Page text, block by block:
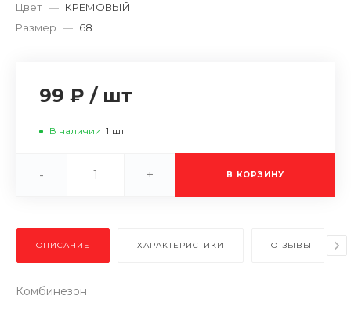
Цвет — КРЕМОВЫЙ
Размер — 68
99 ₽ / шт
В наличии 1 шт
- + В КОРЗИНУ
ОПИСАНИЕ ХАРАКТЕРИСТИКИ ОТЗЫВЫ
Комбинезон